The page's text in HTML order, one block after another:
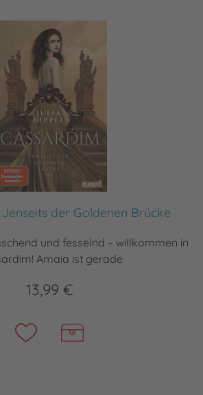
Jenseits der Goldenen Brücke
und fesselnd – willkommen in
Amaia ist gerade
13,99 €